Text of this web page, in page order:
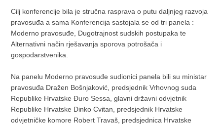
Cilj konferencije bila je stručna rasprava o putu daljnjeg razvoja
pravosuđa a sama Konferencija sastojala se od tri panela :
Moderno pravosuđe, Dugotrajnost sudskih postupaka te
Alternativni način rješavanja sporova potrošača i
gospodarstvenika.
Na panelu Moderno pravosuđe sudionici panela bili su ministar
pravosuđa Dražen Bošnjaković, predsjednik Vrhovnog suda
Republike Hrvatske Đuro Sessa, glavni državni odvjetnik
Republike Hrvatske Dinko Cvitan, predsjednik Hrvatske
odvjetničke komore Robert Travaš, predsjednica Hrvatske